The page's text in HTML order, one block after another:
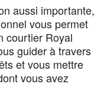
aussi importante,
vous permet
courtier Royal
guider à travers
et vous mettre
vous avez